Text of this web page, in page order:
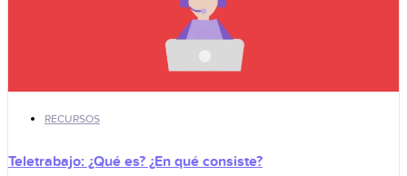
RECURSOS
Teletrabajo: ¿Qué es? ¿En qué consiste?